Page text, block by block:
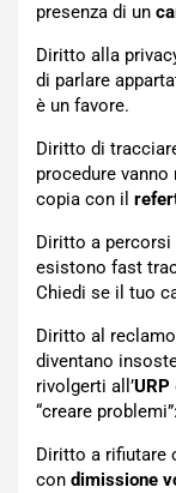
presenza di un
Diritto alla
di parlare
è un favore.
Diritto di
procedure
copia con il
Diritto a
esistono fast
Chiedi se il tuo
Diritto al
diventano
rivolgerti all’URP
“creare
Diritto a rifiutare
con dimissione